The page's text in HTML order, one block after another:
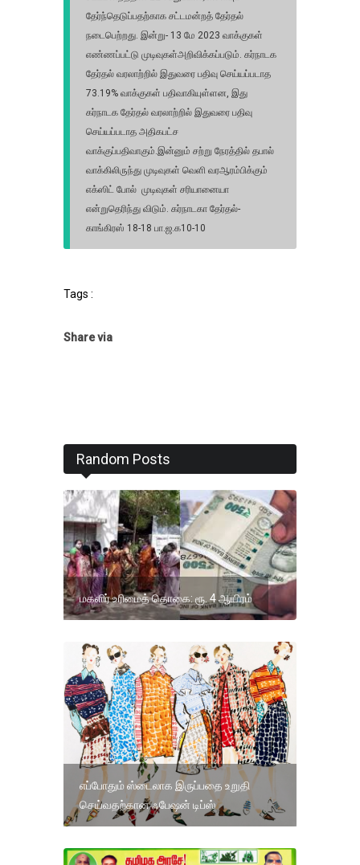
தேர்ந்தெடுப்பதற்காக சட்டமன்றத் தேர்தல்
நடைபெற்றது. இன்று- 13 மே 2023 வாக்குகள்
எண்ணப்பட்டு முடிவுகள்அறிவிக்கப்படும். கர்நாடக
தேர்தல் வரலாற்றில் இதுவரை பதிவு செய்யப்படாத
73.19% வாக்குகள் பதிவாகியுள்ளன, இது
கர்நாடக தேர்தல் வரலாற்றில் இதுவரை பதிவு
செய்யப்படாத அதிகபட்ச
வாக்குப்பதிவாகும்.இன்னும் சற்று நேரத்தில் தபால்
வாக்கிலிருந்து முடிவுகள் வெளி வரஆரம்பிக்கும்
எக்ஸிட் போல் முடிவுகள் சரியானையா
என்றுதெரிந்து விடும். கர்நாடகா தேர்தல்-
காங்கிரஸ் 18-18 பா.ஜ.க10-10
Tags :
Share via
Random Posts
மகளிர் உரிமைத் தொகை: ரூ. 4 ஆயிரம்
எப்போதும் ஸ்டைலாக இருப்பதை உறுதி
செய்வதற்கான ஃபேஷன் டிப்ஸ்